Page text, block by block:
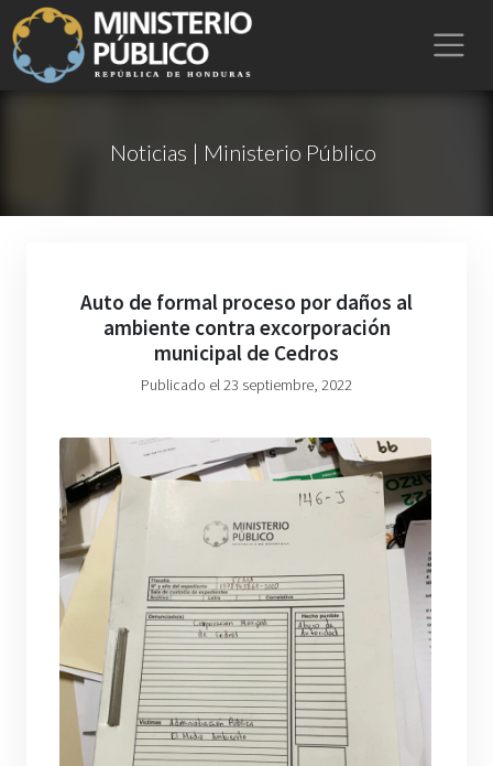
Noticias | Ministerio Público
Auto de formal proceso por daños al
ambiente contra excorporación
municipal de Cedros
Publicado el 23 septiembre, 2022